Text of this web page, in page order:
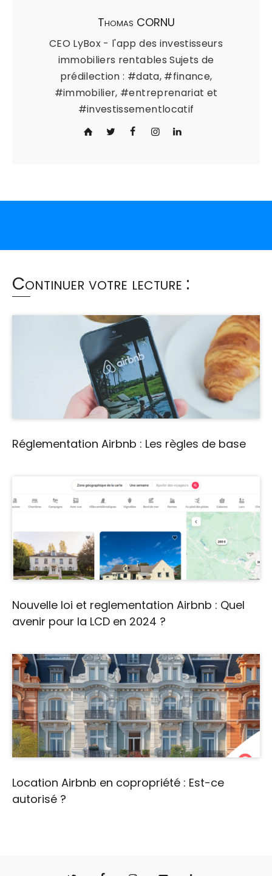
Thomas CORNU
CEO LyBox - l'app des investisseurs
immobiliers rentables Sujets de
prédilection : #data, #finance,
#immobilier, #entreprenariat et
#investissementlocatif
Continuer votre lecture :
Réglementation Airbnb : Les règles de base
Nouvelle loi et reglementation Airbnb : Quel
avenir pour la LCD en 2024 ?
Location Airbnb en copropriété : Est-ce
autorisé ?